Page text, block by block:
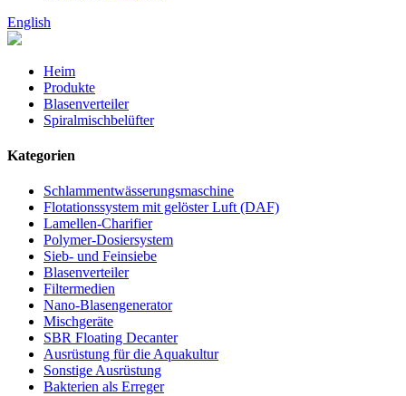
English
Heim
Produkte
Blasenverteiler
Spiralmischbelüfter
Kategorien
Schlammentwässerungsmaschine
Flotationssystem mit gelöster Luft (DAF)
Lamellen-Charifier
Polymer-Dosiersystem
Sieb- und Feinsiebe
Blasenverteiler
Filtermedien
Nano-Blasengenerator
Mischgeräte
SBR Floating Decanter
Ausrüstung für die Aquakultur
Sonstige Ausrüstung
Bakterien als Erreger